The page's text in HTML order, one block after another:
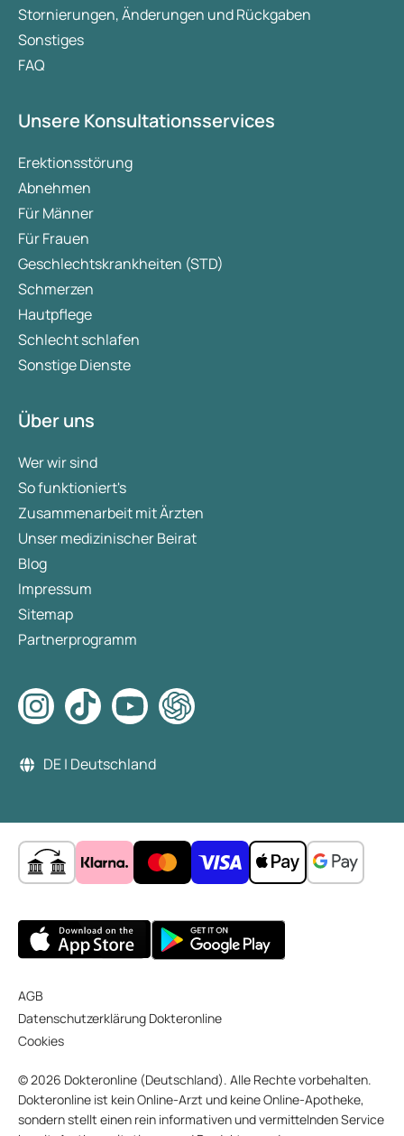
Stornierungen, Änderungen und Rückgaben
Sonstiges
FAQ
Unsere Konsultationsservices
Erektionsstörung
Abnehmen
Für Männer
Für Frauen
Geschlechtskrankheiten (STD)
Schmerzen
Hautpflege
Schlecht schlafen
Sonstige Dienste
Über uns
Wer wir sind
So funktioniert's
Zusammenarbeit mit Ärzten
Unser medizinischer Beirat
Blog
Impressum
Sitemap
Partnerprogramm
DE | Deutschland
AGB
Datenschutzerklärung Dokteronline
Cookies
© 2026 Dokteronline (Deutschland). Alle Rechte vorbehalten.
Dokteronline ist kein Online-Arzt und keine Online-Apotheke,
sondern stellt einen rein informativen und vermittelnden Service